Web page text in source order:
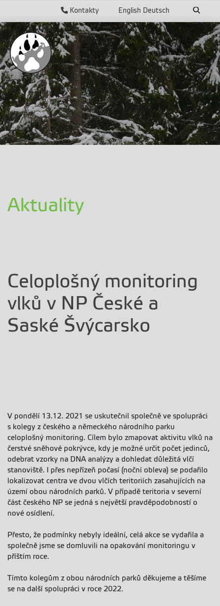
English Deutsch
Kontakty
Aktuality
Celoplošný monitoring
vlků v NP České a
Saské Švýcarsko
V pondělí 13.12. 2021 se uskutečnil společně ve spolupráci
s kolegy z českého a německého národního parku
celoplošný monitoring. Cílem bylo zmapovat aktivitu vlků na
čerstvé sněhové pokrývce, kdy je možné určit počet jedinců,
odebrat vzorky na DNA analýzy a dohledat důležitá vlčí
stanoviště. I přes nepřízeň počasí (noční obleva) se podařilo
lokalizovat centra ve dvou vlčích teritoriích zasahujících na
území obou národních parků. V případě teritoria v severní
část českého NP se jedná s největší pravděpodobností o
nové osídlení.
Přesto, že podmínky nebyly ideální, celá akce se vydařila a
společně jsme se domluvili na opakování monitoringu v
příštím roce.
Tímto kolegům z obou národních parků děkujeme a těšíme
se na další spolupráci v roce 2022.